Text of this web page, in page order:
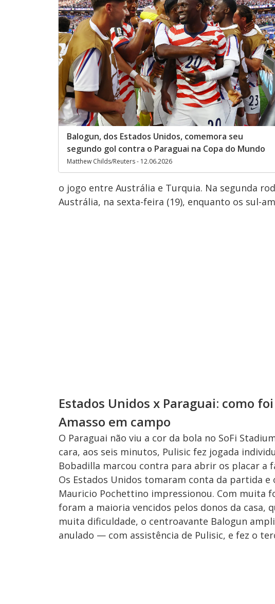
Balogun, dos Estados Unidos, comemora seu
segundo gol contra o Paraguai na Copa do Mundo
Matthew Childs/Reuters - 12.06.2026
o jogo entre Austrália e Turquia. Na segunda
Austrália, na sexta-feira (19), enquanto os sul-
Estados Unidos x Paraguai: como
Amasso em campo
O Paraguai não viu a cor da bola no SoFi
cara, aos seis minutos, Pulisic fez jogada
Bobadilla marcou contra para abrir os placar a
Os Estados Unidos tomaram conta da partida
Mauricio Pochettino impressionou. Com muita
foram a maioria vencidos pelos donos da casa,
muita dificuldade, o centroavante Balogun
anulado — com assistência de Pulisic, e fez o